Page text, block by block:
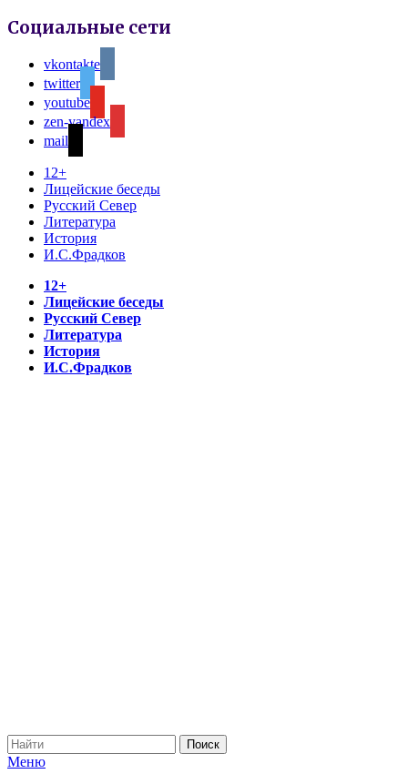
Социальные сети
vkontakte
twitter
youtube
zen-yandex
mail
12+
Лицейские беседы
Русский Север
Литература
История
И.С.Фрадков
12+
Лицейские беседы
Русский Север
Литература
История
И.С.Фрадков
Меню